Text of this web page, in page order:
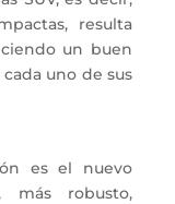
resulta
un buen
uno de sus
es el nuevo
más robusto,